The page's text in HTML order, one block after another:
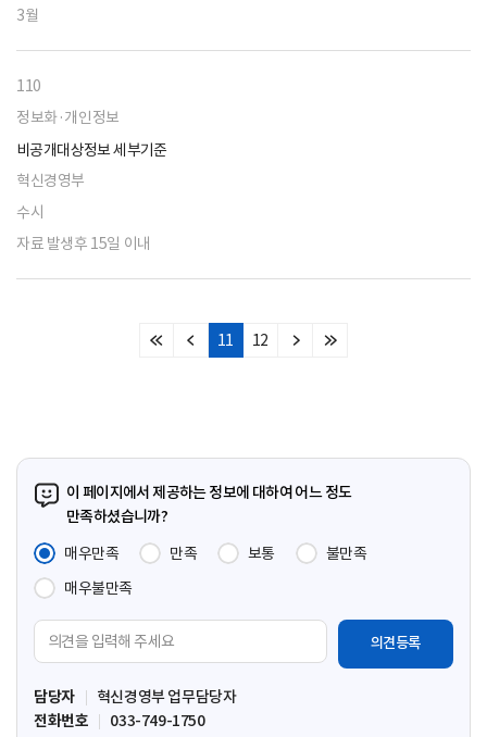
3월
110
정보화·개인정보
비공개대상정보 세부기준
혁신경영부
수시
자료 발생후 15일 이내
처
이
11 12
다
마
이 페이지에서 제공하는 정보에 대하여 어느 정도
만족하셨습니까?
매우만족
만족 보통
불만족
매우불만족
견
입
력
담당자
혁신경영부 업무담당자
전화번호
033-749-1750